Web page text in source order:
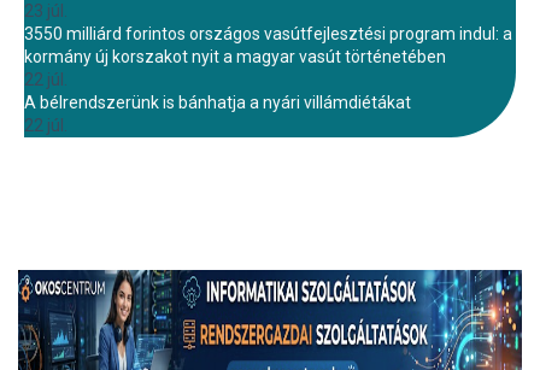
23 júl.
3550 milliárd forintos országos vasútfejlesztési program indul: a
kormány új korszakot nyit a magyar vasút történetében
22 júl.
A bélrendszerünk is bánhatja a nyári villámdiétákat
22 júl.